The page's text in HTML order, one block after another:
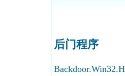
后门程序